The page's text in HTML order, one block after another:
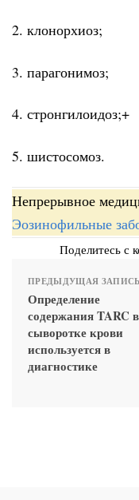
2. клонорхиоз;
3. парагонимоз;
4. стронгилоидоз;+
5. шистосомоз.
Непрерывное
Эозинофильные
Поделитесь с
ПРЕДЫДУЩАЯ ЗАПИСЬ
Определение
содержания TARC в
сыворотке крови
используется в
диагностике